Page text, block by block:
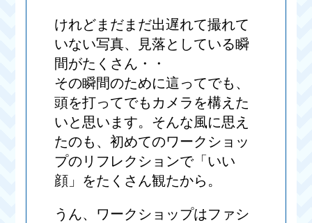
けれどまだまだ出遅れて撮れて
いない写真、見落としている瞬
間がたくさん・・
その瞬間のために這ってでも、
頭を打ってでもカメラを構えた
いと思います。そんな風に思え
たのも、初めてのワークショッ
プのリフレクションで「いい
顔」をたくさん観たから。
うん、ワークショップはファシ